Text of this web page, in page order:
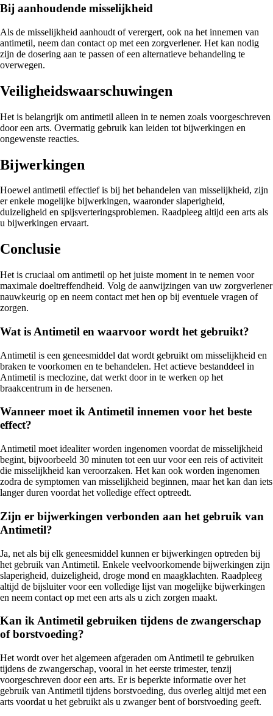
Bij aanhoudende misselijkheid
Als de misselijkheid aanhoudt of verergert, ook na het innemen van
antimetil, neem dan contact op met een zorgverlener. Het kan nodig
zijn de dosering aan te passen of een alternatieve behandeling te
overwegen.
Veiligheidswaarschuwingen
Het is belangrijk om antimetil alleen in te nemen zoals voorgeschreven
door een arts. Overmatig gebruik kan leiden tot bijwerkingen en
ongewenste reacties.
Bijwerkingen
Hoewel antimetil effectief is bij het behandelen van misselijkheid, zijn
er enkele mogelijke bijwerkingen, waaronder slaperigheid,
duizeligheid en spijsverteringsproblemen. Raadpleeg altijd een arts als
u bijwerkingen ervaart.
Conclusie
Het is cruciaal om antimetil op het juiste moment in te nemen voor
maximale doeltreffendheid. Volg de aanwijzingen van uw zorgverlener
nauwkeurig op en neem contact met hen op bij eventuele vragen of
zorgen.
Wat is Antimetil en waarvoor wordt het gebruikt?
Antimetil is een geneesmiddel dat wordt gebruikt om misselijkheid en
braken te voorkomen en te behandelen. Het actieve bestanddeel in
Antimetil is meclozine, dat werkt door in te werken op het
braakcentrum in de hersenen.
Wanneer moet ik Antimetil innemen voor het beste
effect?
Antimetil moet idealiter worden ingenomen voordat de misselijkheid
begint, bijvoorbeeld 30 minuten tot een uur voor een reis of activiteit
die misselijkheid kan veroorzaken. Het kan ook worden ingenomen
zodra de symptomen van misselijkheid beginnen, maar het kan dan iets
langer duren voordat het volledige effect optreedt.
Zijn er bijwerkingen verbonden aan het gebruik van
Antimetil?
Ja, net als bij elk geneesmiddel kunnen er bijwerkingen optreden bij
het gebruik van Antimetil. Enkele veelvoorkomende bijwerkingen zijn
slaperigheid, duizeligheid, droge mond en maagklachten. Raadpleeg
altijd de bijsluiter voor een volledige lijst van mogelijke bijwerkingen
en neem contact op met een arts als u zich zorgen maakt.
Kan ik Antimetil gebruiken tijdens de zwangerschap
of borstvoeding?
Het wordt over het algemeen afgeraden om Antimetil te gebruiken
tijdens de zwangerschap, vooral in het eerste trimester, tenzij
voorgeschreven door een arts. Er is beperkte informatie over het
gebruik van Antimetil tijdens borstvoeding, dus overleg altijd met een
arts voordat u het gebruikt als u zwanger bent of borstvoeding geeft.